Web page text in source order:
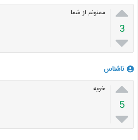

3

ممنونم از شما
ناشناس

5

خوبه